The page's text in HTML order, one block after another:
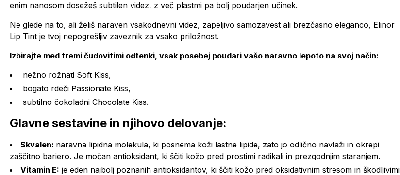
enim nanosom dosežeš subtilen videz, z več plastmi pa bolj poudarjen učinek.
Ne glede na to, ali želiš naraven vsakodnevni videz, zapeljivo samozavest ali brezčasno eleganco, Elinor
Lip Tint je tvoj nepogrešljiv zaveznik za vsako priložnost.
Izbirajte med tremi čudovitimi odtenki, vsak posebej poudari vašo naravno lepoto na svoj način:
nežno rožnati Soft Kiss,
bogato rdeči Passionate Kiss,
subtilno čokoladni Chocolate Kiss.
Glavne sestavine in njihovo delovanje:
Skvalen: naravna lipidna molekula, ki posnema koži lastne lipide, zato jo odlično navlaži in okrepi
zaščitno bariero. Je močan antioksidant, ki ščiti kožo pred prostimi radikali in prezgodnjim staranjem.
Vitamin E: je eden najbolj poznanih antioksidantov, ki ščiti kožo pred oksidativnim stresom in škodljivimi